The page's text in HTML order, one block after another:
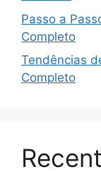
Passo a
Completo
Tendências
Completo